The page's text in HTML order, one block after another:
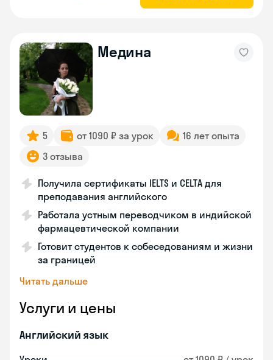
Медина
5 от 1090 ₽ за урок
16 лет опыта
3 отзыва
Получила сертификаты IELTS и CELTA для
преподавания английского
Работала устным переводчиком в индийской
фармацевтической компании
Готовит студентов к собеседованиям и жизни
за границей
Читать дальше
Услуги и цены
Английский язык